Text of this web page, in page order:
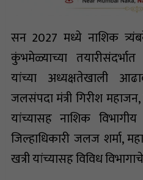
सन 2027 मध्ये नाशिक
कुंभमेळ्याच्या
यांच्या अध्यक्षतेखाली
जलसंपदा मंत्री गिरीश
यांच्यासह नाशिक
जिल्हाधिकारी जलज शर्मा,
खत्री यांच्यासह विविध